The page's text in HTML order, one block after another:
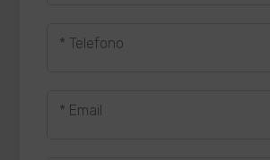
* Telefono
* Email